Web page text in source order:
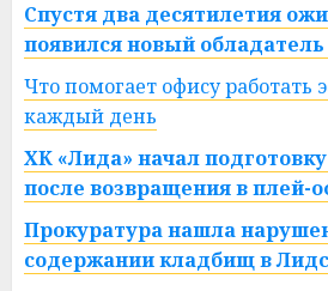
Спустя два десятилетия
появился новый
Что помогает офису работать
каждый день
ХК «Лида» начал
после возвращения в плей-
Прокуратура нашла
содержании кладбищ в